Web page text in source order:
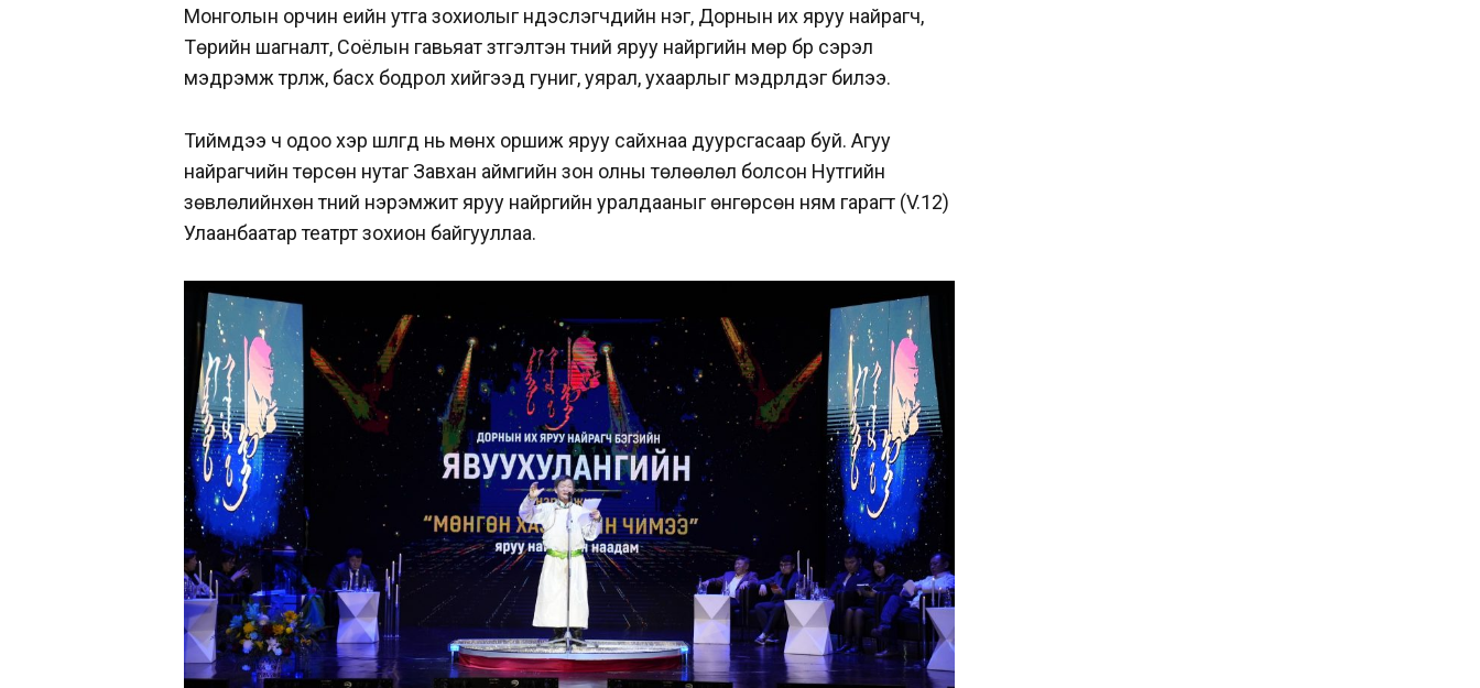
Монголын орчин үеийн утга зохиолыг үндэслэгчдийн нэг, Дорнын их яруу найрагч,
Төрийн шагналт, Соёлын гавьяат зүтгэлтэн түүний яруу найргийн мөр бүр сэрэл
мэдрэмж түрүүлж, басхүү бодрол хийгээд гуниг, уярал, ухаарлыг мэдрүүлдэг билээ.
Тиймдээ ч одоо хэр шүлгүүд нь мөнх оршиж яруу сайхнаа дуурсгасаар буй. Агуу
найрагчийн төрсөн нутаг Завхан аймгийн зон олны төлөөлөл болсон Нутгийн
зөвлөлийнхөн түүний нэрэмжит яруу найргийн уралдааныг өнгөрсөн ням гарагт (V.12)
Улаанбаатар театрт зохион байгууллаа.